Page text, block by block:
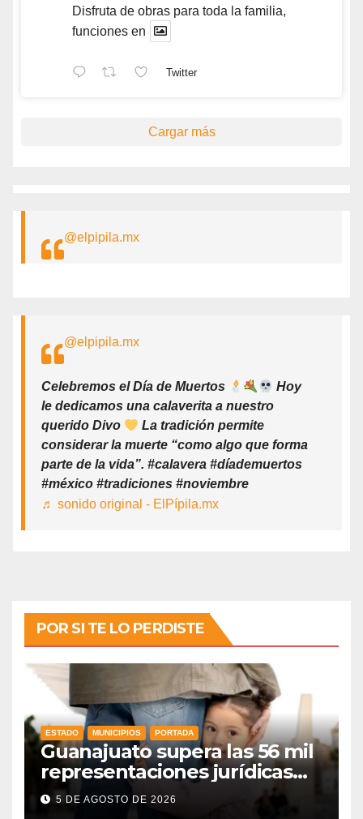
Disfruta de obras para toda la familia,
funciones en
Twitter
Cargar más
@elpipila.mx
@elpipila.mx
Celebremos el Día de Muertos
Hoy
le dedicamos una calaverita a nuestro
querido Divo
La tradición permite
considerar la muerte “como algo que forma
parte de la vida”. #calavera #díademuertos
#méxico #tradiciones #noviembre
♬ sonido original - ElPípila.mx
POR SI TE LO PERDISTE
ESTADO MUNICIPIOS PORTADA
Guanajuato supera las 56 mil
representaciones jurídicas
para tutelar los derechos de
la niñez
5 DE AGOSTO DE 2026